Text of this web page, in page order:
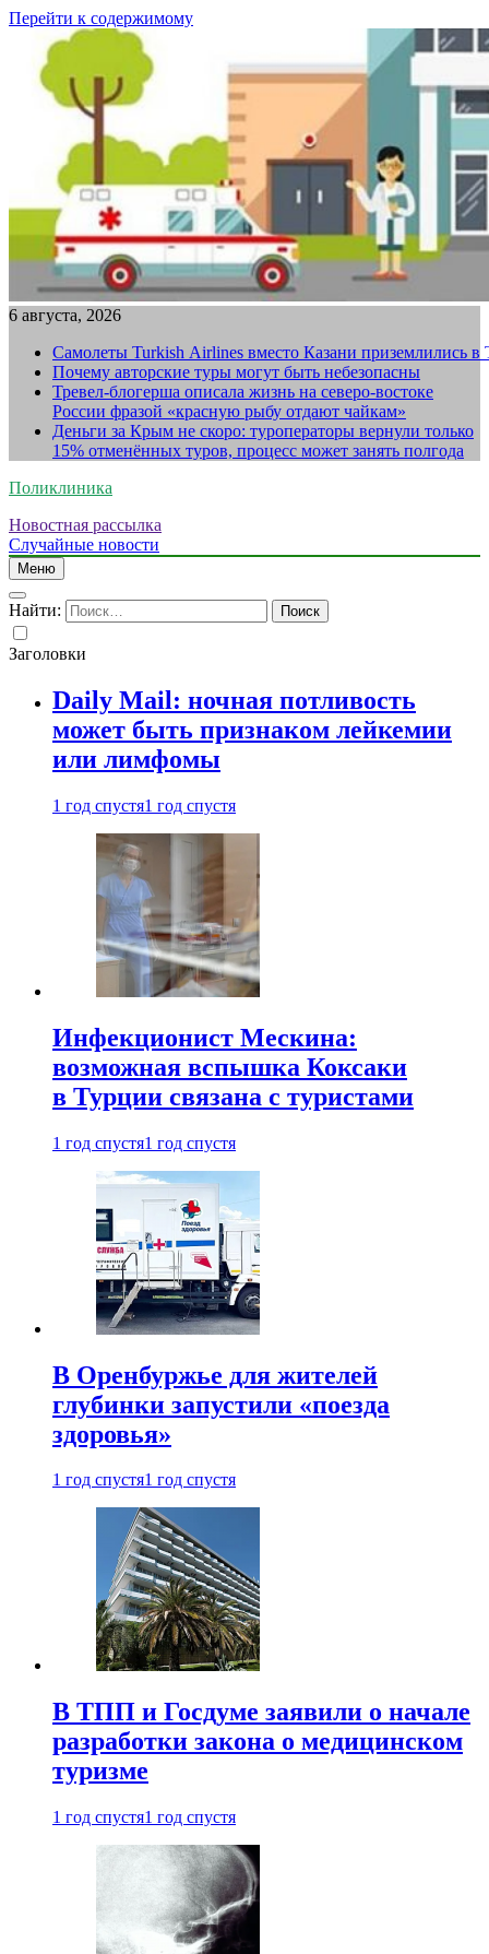
Перейти к содержимому
6 августа, 2026
Самолеты Turkish Airlines вместо Казани приземлились в
Почему авторские туры могут быть небезопасны
Тревел-блогерша описала жизнь на северо-востоке
России фразой «красную рыбу отдают чайкам»
Деньги за Крым не скоро: туроператоры вернули только
15% отменённых туров, процесс может занять полгода
Поликлиника
Новостная рассылка
Случайные новости
Меню
Найти:
Заголовки
Daily Mail: ночная потливость
может быть признаком лейкемии
или лимфомы
1 год спустя1 год спустя
Инфекционист Мескина:
возможная вспышка Коксаки
в Турции связана с туристами
1 год спустя1 год спустя
В Оренбуржье для жителей
глубинки запустили «поезда
здоровья»
1 год спустя1 год спустя
В ТПП и Госдуме заявили о начале
разработки закона о медицинском
туризме
1 год спустя1 год спустя